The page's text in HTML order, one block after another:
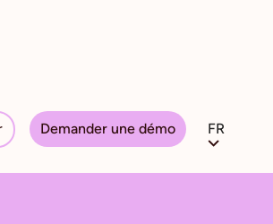
Demander une démo FR